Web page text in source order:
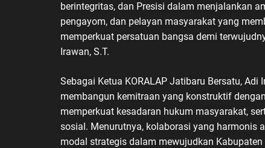
berintegritas, dan Presisi dalam menjalankan
pengayom, dan pelayan masyarakat yang
memperkuat persatuan bangsa demi
Irawan, S.T.
Sebagai Ketua KORALAP Jatibaru Bersatu,
membangun kemitraan yang konstruktif
memperkuat kesadaran hukum masyarakat,
sosial. Menurutnya, kolaborasi yang harmonis
modal strategis dalam mewujudkan